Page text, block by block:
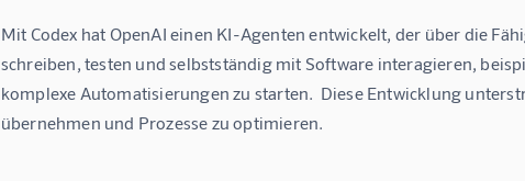
Mit Codex hat OpenAI einen KI-Agenten entwickelt, der über die
schreiben, testen und selbstständig mit Software interagieren,
komplexe Automatisierungen zu starten.  Diese Entwicklung
übernehmen und Prozesse zu optimieren.